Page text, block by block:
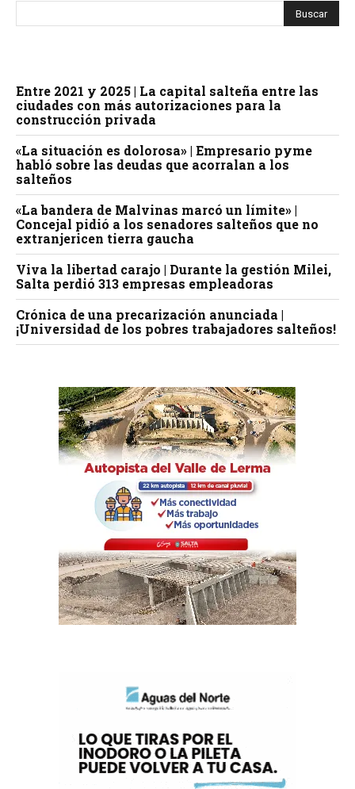
Entre 2021 y 2025 | La capital salteña entre las
ciudades con más autorizaciones para la
construcción privada
«La situación es dolorosa» | Empresario pyme
habló sobre las deudas que acorralan a los
salteños
«La bandera de Malvinas marcó un límite» |
Concejal pidió a los senadores salteños que no
extranjericen tierra gaucha
Viva la libertad carajo | Durante la gestión Milei,
Salta perdió 313 empresas empleadoras
Crónica de una precarización anunciada |
¡Universidad de los pobres trabajadores salteños!